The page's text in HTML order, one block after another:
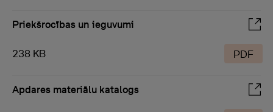
Priekšrocības un ieguvumi
238 KB PDF
Apdares materiālu katalogs